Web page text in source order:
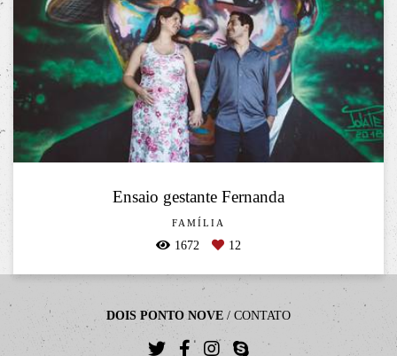
Ensaio gestante Fernanda
FAMÍLIA
1672 12
DOIS PONTO NOVE / CONTATO